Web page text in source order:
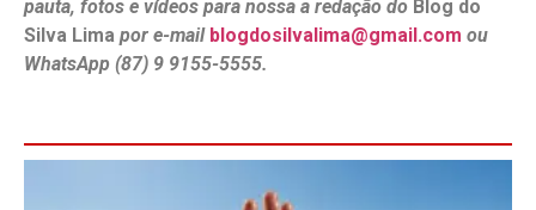
pauta, fotos e vídeos para nossa a redação do Blog do
Silva Lima por e-mail blogdosilvalima@gmail.com ou
WhatsApp (87) 9 9155-5555.